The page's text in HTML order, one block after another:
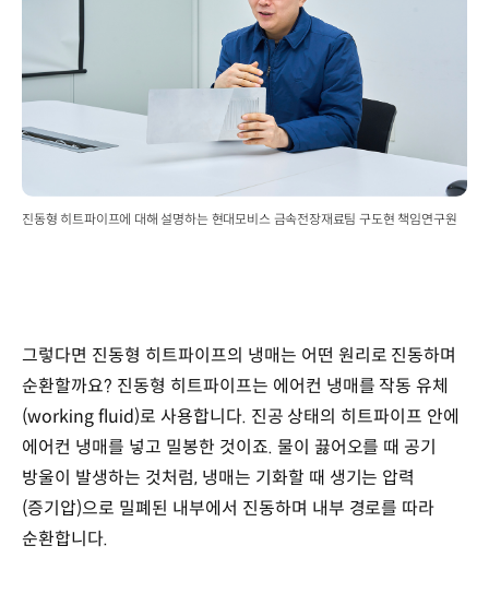
진동형 히트파이프에 대해 설명하는 현대모비스 금속전장재료팀 구도현 책임연구원
그렇다면 진동형 히트파이프의 냉매는 어떤 원리로 진동하며
순환할까요? 진동형 히트파이프는 에어컨 냉매를 작동 유체
(working fluid)로 사용합니다. 진공 상태의 히트파이프 안에
에어컨 냉매를 넣고 밀봉한 것이죠. 물이 끓어오를 때 공기
방울이 발생하는 것처럼, 냉매는 기화할 때 생기는 압력
(증기압)으로 밀폐된 내부에서 진동하며 내부 경로를 따라
순환합니다.